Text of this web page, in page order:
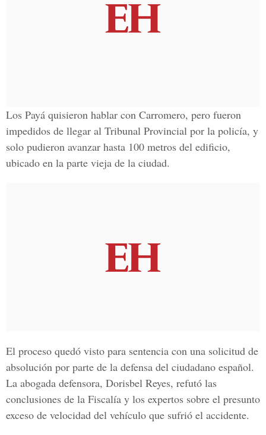
Los Payá quisieron hablar con Carromero, pero fueron
impedidos de llegar al Tribunal Provincial por la policía, y
solo pudieron avanzar hasta 100 metros del edificio,
ubicado en la parte vieja de la ciudad.
El proceso quedó visto para sentencia con una solicitud de
absolución por parte de la defensa del ciudadano español.
La abogada defensora, Dorisbel Reyes, refutó las
conclusiones de la Fiscalía y los expertos sobre el presunto
exceso de velocidad del vehículo que sufrió el accidente.